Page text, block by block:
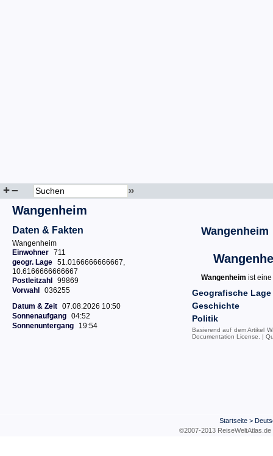
+– »
Wangenheim
Daten & Fakten
Wangenheim
Einwohner 711
geogr. Lage 51.0166666666667,
10.6166666666667
Postleitzahl
99869
Vorwahl
036255
Datum & Zeit 07.08.2026 10:50
Sonnenaufgang 04:52
Sonnenuntergang
19:54
Wangenheim
Wangenheim ist
Geografische Lage
Geschichte
Politik
Basierend auf dem Artikel
Documentation License . |
Startseite>
©2007-2013